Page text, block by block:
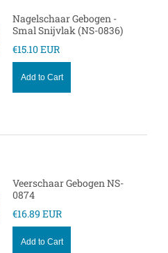
Nagelschaar Gebogen -
Smal Snijvlak (NS-0836)
€15.10 EUR
Add to Cart
Veerschaar Gebogen NS-
0874
€16.89 EUR
Add to Cart